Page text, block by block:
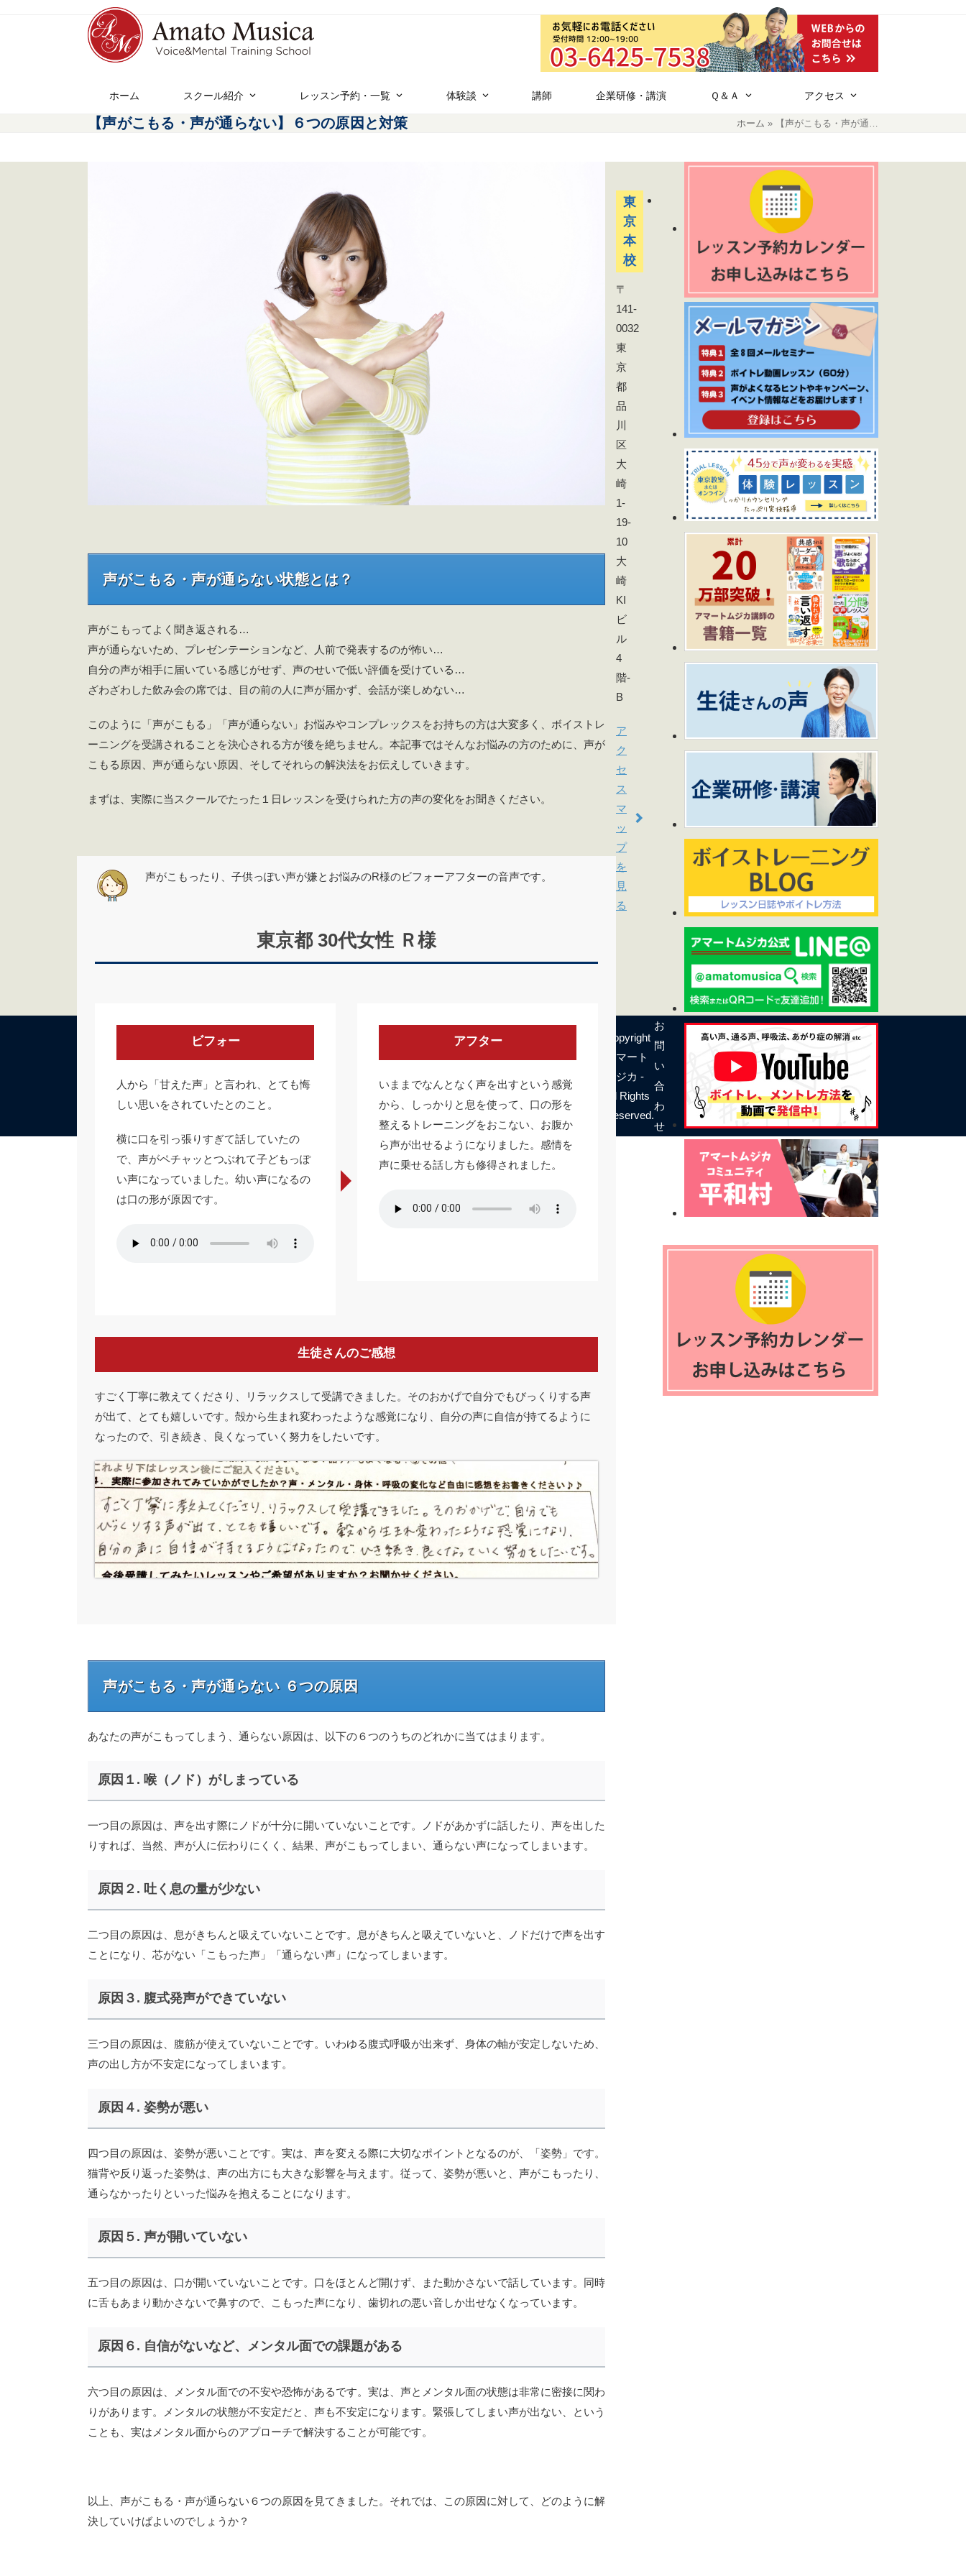
ホーム スクール紹介 レッスン予約・一覧 体験談 講師 企業研修・講演 Ｑ＆Ａ アクセス
【声がこもる・声が通らない】６つの原因と対策 ホーム » 【声がこもる・声が通…
声がこもる・声が通らない状態とは？
声がこもってよく聞き返される…
声が通らないため、プレゼンテーションなど、人前で発表するのが怖い…
自分の声が相手に届いている感じがせず、声のせいで低い評価を受けている…
ざわざわした飲み会の席では、目の前の人に声が届かず、会話が楽しめない…
このように「声がこもる」「声が通らない」お悩みやコンプレックスをお持ちの方は大変多く、ボイストレ
ーニングを受講されることを決心される方が後を絶ちません。本記事ではそんなお悩みの方のために、声が
こもる原因、声が通らない原因、そしてそれらの解決法をお伝えしていきます。
まずは、実際に当スクールでたった１日レッスンを受けられた方の声の変化をお聞きください。
声がこもったり、子供っぽい声が嫌とお悩みのR様のビフォーアフターの音声です。
東京都 30代女性 Ｒ様
ビフォー
人から「甘えた声」と言われ、とても悔
しい思いをされていたとのこと。
横に口を引っ張りすぎて話していたの
で、声がペチャッとつぶれて子どもっぽ
い声になっていました。幼い声になるの
は口の形が原因です。
アフター
いままでなんとなく声を出すという感覚
から、しっかりと息を使って、口の形を
整えるトレーニングをおこない、お腹か
ら声が出せるようになりました。感情を
声に乗せる話し方も修得されました。
生徒さんのご感想
すごく丁寧に教えてくださり、リラックスして受講できました。そのおかげで自分でもびっくりする声
が出て、とても嬉しいです。殻から生まれ変わったような感覚になり、自分の声に自信が持てるように
なったので、引き続き、良くなっていく努力をしたいです。
声がこもる・声が通らない ６つの原因
あなたの声がこもってしまう、通らない原因は、以下の６つのうちのどれかに当てはまります。
原因１. 喉（ノド）がしまっている
一つ目の原因は、声を出す際にノドが十分に開いていないことです。ノドがあかずに話したり、声を出した
りすれば、当然、声が人に伝わりにくく、結果、声がこもってしまい、通らない声になってしまいます。
原因２. 吐く息の量が少ない
二つ目の原因は、息がきちんと吸えていないことです。息がきちんと吸えていないと、ノドだけで声を出す
ことになり、芯がない「こもった声」「通らない声」になってしまいます。
原因３. 腹式発声ができていない
三つ目の原因は、腹筋が使えていないことです。いわゆる腹式呼吸が出来ず、身体の軸が安定しないため、
声の出し方が不安定になってしまいます。
原因４. 姿勢が悪い
四つ目の原因は、姿勢が悪いことです。実は、声を変える際に大切なポイントとなるのが、「姿勢」です。
猫背や反り返った姿勢は、声の出方にも大きな影響を与えます。従って、姿勢が悪いと、声がこもったり、
通らなかったりといった悩みを抱えることになります。
原因５. 声が開いていない
五つ目の原因は、口が開いていないことです。口をほとんど開けず、また動かさないで話しています。同時
に舌もあまり動かさないで鼻すので、こもった声になり、歯切れの悪い音しか出せなくなっています。
原因６. 自信がないなど、メンタル面での課題がある
六つ目の原因は、メンタル面での不安や恐怖があるです。実は、声とメンタル面の状態は非常に密接に関わ
りがあります。メンタルの状態が不安定だと、声も不安定になります。緊張してしまい声が出ない、という
ことも、実はメンタル面からのアプローチで解決することが可能です。
以上、声がこもる・声が通らない６つの原因を見てきました。それでは、この原因に対して、どのように解
決していけばよいのでしょうか？
東
京
本
校
〒
141-
0032
東
京
都
品
川
区
大
崎
1-
19-
10
大
崎
KI
ビ
ル
4
階-
B
ア
ク
セ
ス
マ
ッ
プ
を
見
る
Copyright
アマート
ムジカ -
All Rights
Reserved.
お
問
い
合
わ
せ